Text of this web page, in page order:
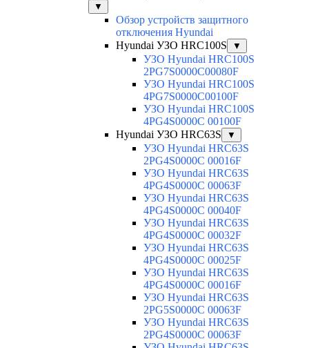
▼
Обзор устройств защитного
отключения Hyundai
Hyundai УЗО HRC100S
▼
УЗО Hyundai HRC100S
2PG7S0000C00080F
УЗО Hyundai HRC100S
4PG7S0000C00100F
УЗО Hyundai HRC100S
4PG4S0000C 00100F
Hyundai УЗО HRC63S
▼
УЗО Hyundai HRC63S
2PG4S0000C 00016F
УЗО Hyundai HRC63S
4PG4S0000C 00063F
УЗО Hyundai HRC63S
4PG4S0000C 00040F
УЗО Hyundai HRC63S
4PG4S0000C 00032F
УЗО Hyundai HRC63S
4PG4S0000C 00025F
УЗО Hyundai HRC63S
4PG4S0000C 00016F
УЗО Hyundai HRC63S
2PG5S0000C 00063F
УЗО Hyundai HRC63S
2PG4S0000C 00063F